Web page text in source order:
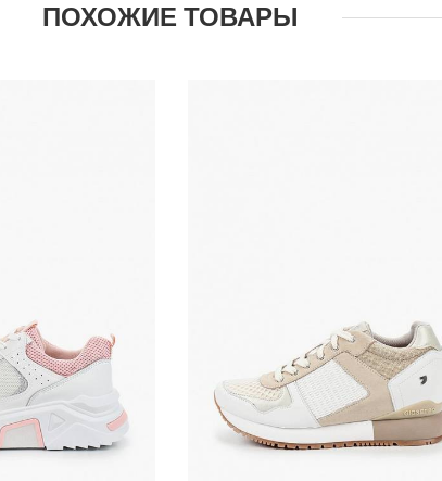
ПОХОЖИЕ ТОВАРЫ